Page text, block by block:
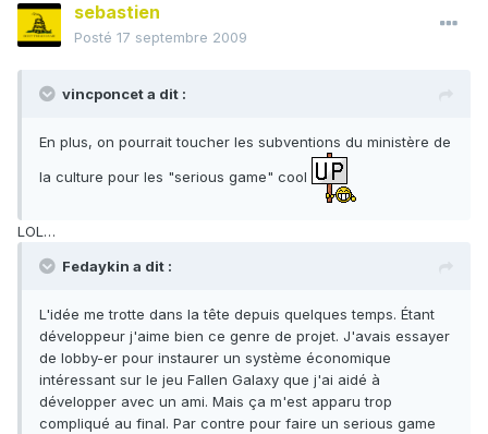
sebastien
Posté 17 septembre 2009
vincponcet a dit :
En plus, on pourrait toucher les subventions du ministère de
la culture pour les "serious game" cool
LOL…
Fedaykin a dit :
L'idée me trotte dans la tête depuis quelques temps. Étant
développeur j'aime bien ce genre de projet. J'avais essayer
de lobby-er pour instaurer un système économique
intéressant sur le jeu Fallen Galaxy que j'ai aidé à
développer avec un ami. Mais ça m'est apparu trop
compliqué au final. Par contre pour faire un serious game